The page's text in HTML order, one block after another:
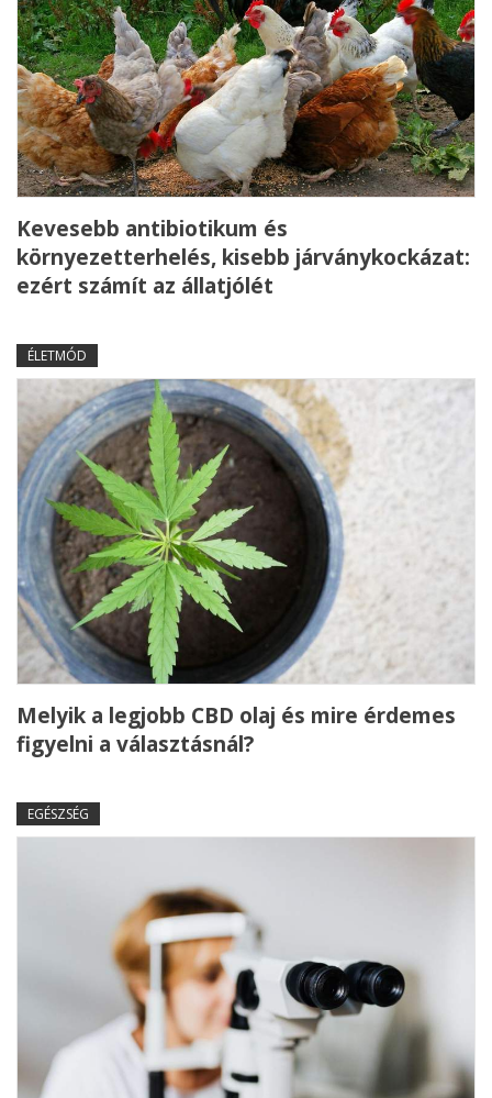
Kevesebb antibiotikum és
környezetterhelés, kisebb járványkockázat:
ezért számít az állatjólét
ÉLETMÓD
Melyik a legjobb CBD olaj és mire érdemes
figyelni a választásnál?
EGÉSZSÉG